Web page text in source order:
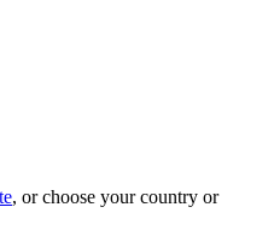
, or choose your country or